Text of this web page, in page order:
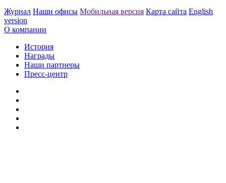
Журнал Наши офисы Мобильная версия Карта сайта English
version
О компании
История
Награды
Наши партнеры
Пресс-центр